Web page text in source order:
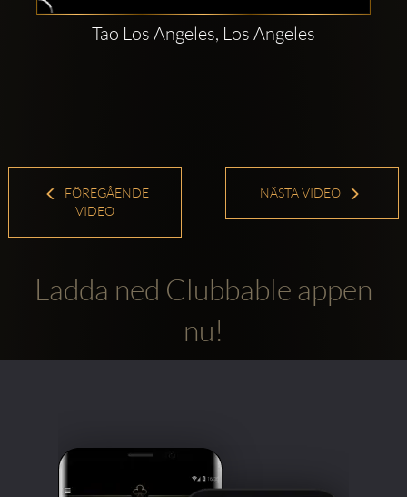
Tao Los Angeles, Los Angeles
FÖREGÅENDE
VIDEO
NÄSTA VIDEO
Ladda ned Clubbable appen
nu!